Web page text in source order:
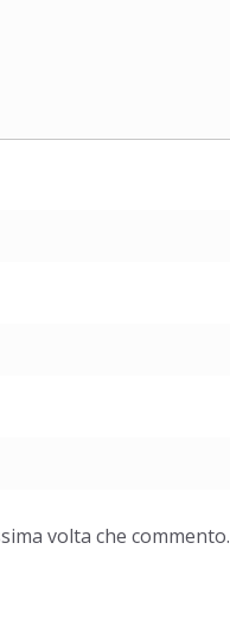
volta che commento.